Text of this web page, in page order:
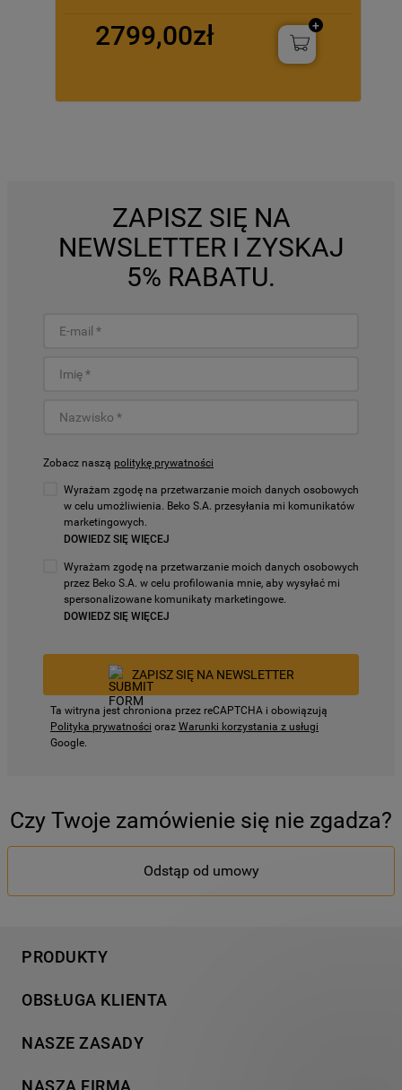
2799,00zł
ZAPISZ SIĘ NA
NEWSLETTER I ZYSKAJ
5% RABATU.
Zobacz naszą politykę prywatności
Wyrażam zgodę na przetwarzanie moich danych osobowych
w celu umożliwienia. Beko S.A. przesyłania mi komunikatów
marketingowych.
DOWIEDZ SIĘ WIĘCEJ
Wyrażam zgodę na przetwarzanie moich danych osobowych
przez Beko S.A. w celu profilowania mnie, aby wysyłać mi
spersonalizowane komunikaty marketingowe.
DOWIEDZ SIĘ WIĘCEJ
ZAPISZ SIĘ NA NEWSLETTER
Ta witryna jest chroniona przez reCAPTCHA i obowiązują
Polityka prywatności oraz Warunki korzystania z usługi
Google.
Czy Twoje zamówienie się nie zgadza?
Odstąp od umowy
PRODUKTY
Chłodnictwo
Gotowanie
Dodatkowe produkty
OBSŁUGA KLIENTA
Napisz do nas
Gwarancja
NASZE ZASADY
NASZA FIRMA